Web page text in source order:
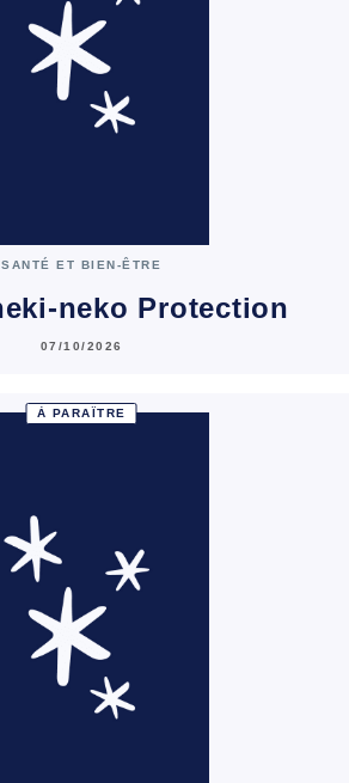
SANTÉ ET BIEN-ÊTRE
neko Protection
07/10/2026
À PARAÎTRE